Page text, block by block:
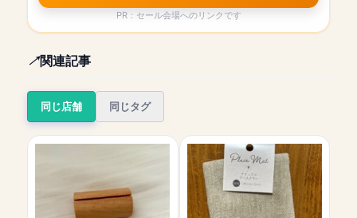
PR：セール会場へのリンクです
関連記事
同じ店舗 同じタグ